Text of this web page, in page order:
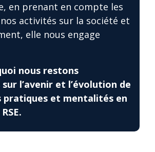
en prenant en compte les
activités sur la société et
elle nous engage
nous restons
l’avenir et l’évolution de
pratiques et mentalités en